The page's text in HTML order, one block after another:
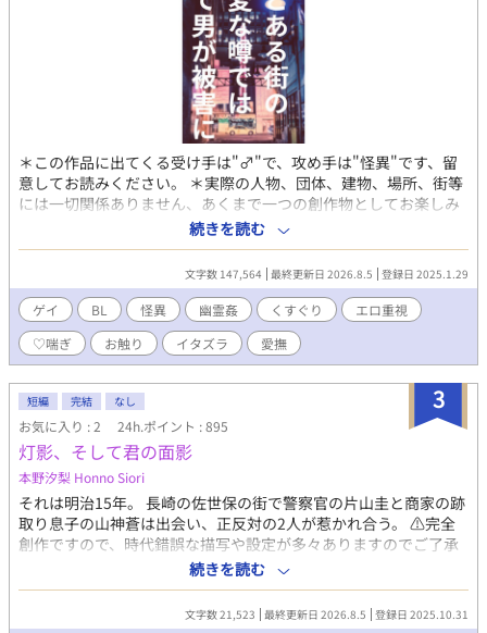
＊この作品に出てくる受け手は"♂"で、攻め手は"怪異"です、留
意してお読みください。 ＊実際の人物、団体、建物、場所、街等
には一切関係ありません、あくまで一つの創作物としてお楽しみ
下さい。 ＊R-18小説となります。一方的に行われる性的な責め、
耳責め、少しですがくすぐりの要素があります。 ＊交接等は作者
の性癖の関係により一部しか有りません。ご容赦ください。 ＊短
編全ての登場人物に詳細な見目の設定などはございません、各自
お好きな容姿に変換してお楽しみ下さい。
続きを読む
文字数 147,564 最終更新日 2026.8.5 登録日 2025.1.29
ゲイ BL 怪異 幽霊姦 くすぐり
エロ重視
♡喘ぎ
お触り イタズラ 愛撫
3
短編 完結 なし
お気に入り : 2 24h.ポイント : 895
灯影、そして君の面影
本野汐梨 Honno Siori
それは明治15年。 長崎の佐世保の街で警察官の片山圭と商家の跡
取り息子の山神蒼は出会い、正反対の2人が惹かれ合う。 ⚠️完全
創作ですので、時代錯誤な描写や設定が多々ありますのでご了承
ください。 場所や時代、人物も完全創作ですのでご了承くださ
い。
続きを読む
文字数 21,523 最終更新日 2026.8.5 登録日 2025.10.31